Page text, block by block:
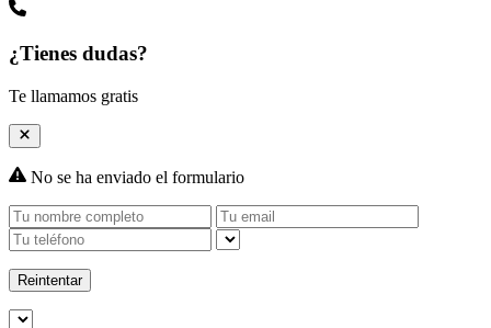
¿Tienes dudas?
Te llamamos gratis
No se ha enviado el formulario
Reintentar